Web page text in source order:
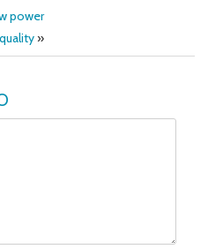
power
»